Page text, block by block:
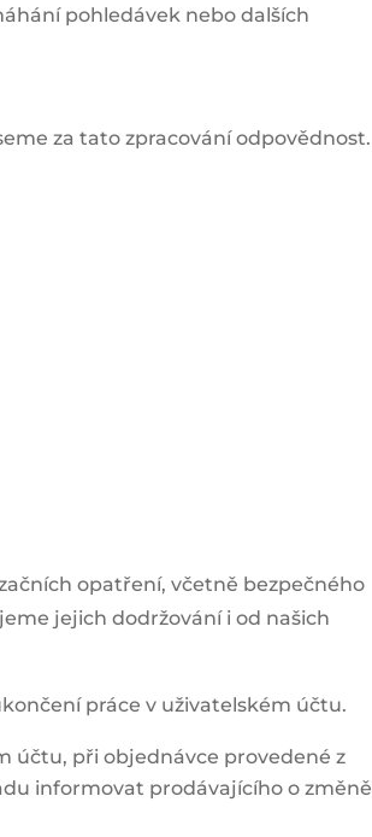
pohledávek nebo dalších
za tato zpracování odpovědnost.
opatření, včetně bezpečného
jejich dodržování i od našich
práce v uživatelském účtu.
účtu, při objednávce provedené z
informovat prodávajícího o změně